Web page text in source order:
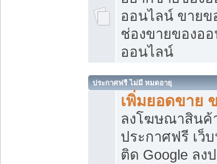
ออนไลน์ ขายข
ช่องขายของอ
ออนไลน์
ประกาศฟรี ไม่มี หมดอายุ
เพิ่มยอดขาย
ลงโฆษณาสิน
ประกาศฟรี เว็
ติด Google ลง